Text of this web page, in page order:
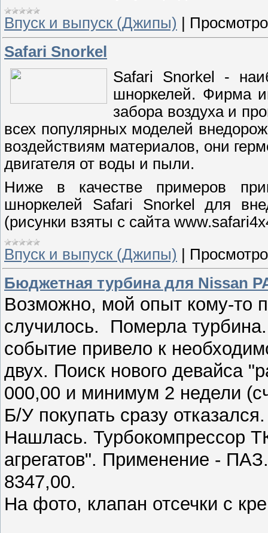
Впуск и выпуск (Джипы)
Safari Snorkel
Safari Snorkel -
шноркелей. Фирма
забора воздуха и
всех популярных моделей
воздействиям материалов, они
двигателя от воды и пыли.
Ниже в качестве примеров
шноркелей Safari Snorkel для
(рисунки взяты с сайта
Впуск и выпуск (Джипы)
Бюджетная турбина для Nissan
Возможно, мой опыт кому-то
случилось. Померла
событие привело к
двух. Поиск нового девайса
000,00 и минимум 2 недели
Б/У покупать сразу
Нашлась. Турбокомпрессор
агрегатов". Применение -
8347,00.
На фото, клапан отсечки с